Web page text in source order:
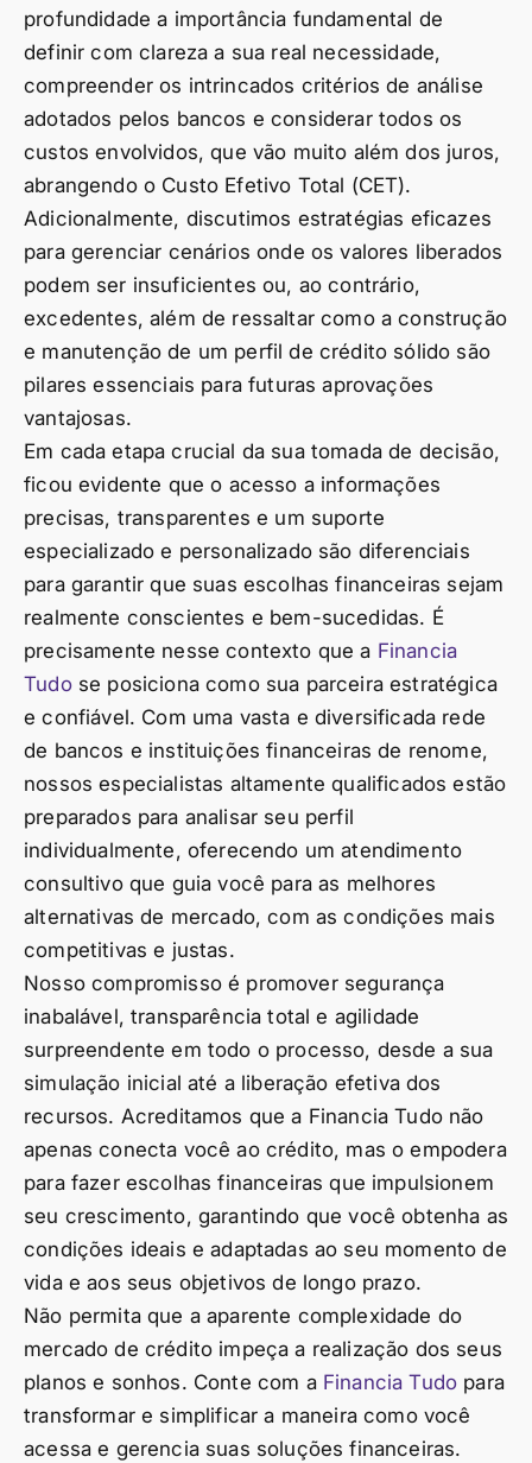
profundidade a importância fundamental de
definir com clareza a sua real necessidade,
compreender os intrincados critérios de análise
adotados pelos bancos e considerar todos os
custos envolvidos, que vão muito além dos juros,
abrangendo o Custo Efetivo Total (CET).
Adicionalmente, discutimos estratégias eficazes
para gerenciar cenários onde os valores liberados
podem ser insuficientes ou, ao contrário,
excedentes, além de ressaltar como a construção
e manutenção de um perfil de crédito sólido são
pilares essenciais para futuras aprovações
vantajosas.
Em cada etapa crucial da sua tomada de decisão,
ficou evidente que o acesso a informações
precisas, transparentes e um suporte
especializado e personalizado são diferenciais
para garantir que suas escolhas financeiras sejam
realmente conscientes e bem-sucedidas. É
precisamente nesse contexto que a Financia
Tudose posiciona como sua parceira estratégica
e confiável. Com uma vasta e diversificada rede
de bancos e instituições financeiras de renome,
nossos especialistas altamente qualificados estão
preparados para analisar seu perfil
individualmente, oferecendo um atendimento
consultivo que guia você para as melhores
alternativas de mercado, com as condições mais
competitivas e justas.
Nosso compromisso é promover segurança
inabalável, transparência total e agilidade
surpreendente em todo o processo, desde a sua
simulação inicial até a liberação efetiva dos
recursos. Acreditamos que a Financia Tudo não
apenas conecta você ao crédito, mas o empodera
para fazer escolhas financeiras que impulsionem
seu crescimento, garantindo que você obtenha as
condições ideais e adaptadas ao seu momento de
vida e aos seus objetivos de longo prazo.
Não permita que a aparente complexidade do
mercado de crédito impeça a realização dos seus
planos e sonhos. Conte com a Financia Tudo para
transformar e simplificar a maneira como você
acessa e gerencia suas soluções financeiras.